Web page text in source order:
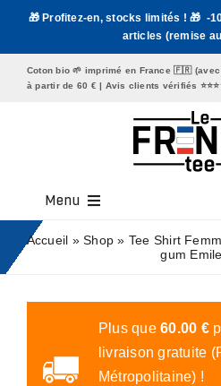
Passer🎁 Profitez-en, stocks limités ! 🎁 -
articles (remise
Coton bio 🌱 imprimé en France 🇫🇷
à partir de 60 € | Avis clients vérifiés
Menu
Tee Shirt Homme
Tote Bags
Accueil »Shop » Tee Shirt
gum Emile
Plus que60.00 €
livraison gratuite
Métropolitaine) !